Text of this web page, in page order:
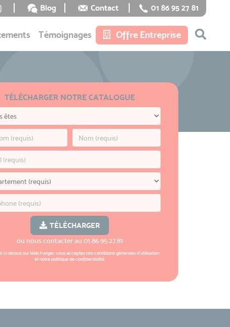
Blog Contact 01 86 95 27 81
Témoignages Offre Entreprise
TÉLÉCHARGER NOTRE CATALOGUE
TÉLÉCHARGER
ou nous contacter au 01.86.95.27.81
ci-dessus sur télécharger, vous acceptez nosconditions générales d'utilisation
et notrepolitique de confidentialité.